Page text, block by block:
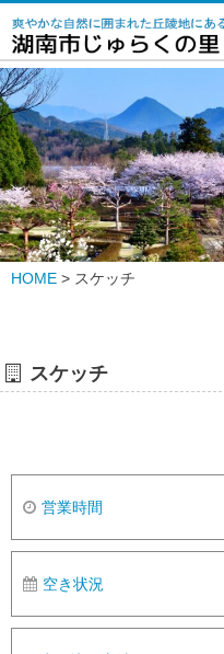
HOME > スケッチ
スケッチ
営業時間
空き状況